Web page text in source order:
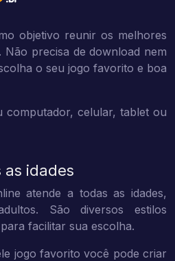
objetivo reunir os melhores
Não precisa de download nem
o seu jogo favorito e boa
computador, celular, tablet ou
idades
atende a todas as idades,
São diversos estilos
facilitar sua escolha.
jogo favorito você pode criar